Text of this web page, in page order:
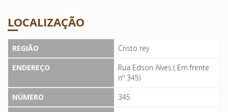
LOCALIZAÇÃO
REGIÃO
Cristo rey
ENDEREÇO
Rua Edson Alves ( Em frente
nº 345)
NÚMERO
345